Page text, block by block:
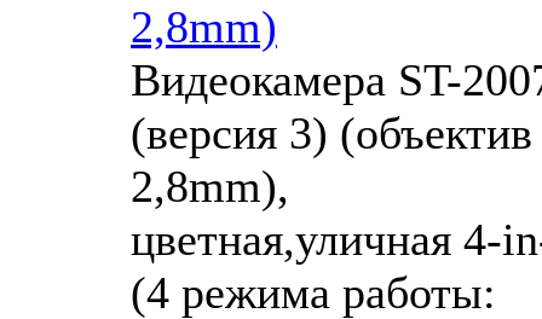
2,8mm)
Видеокамера ST-
(версия 3) (объектив
2,8mm),
цветная,уличная 4-
(4 режима работы: